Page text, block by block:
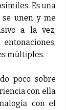
Es una
se unen y me
a la vez,
múltiples.
poco sobre
con ella
con el